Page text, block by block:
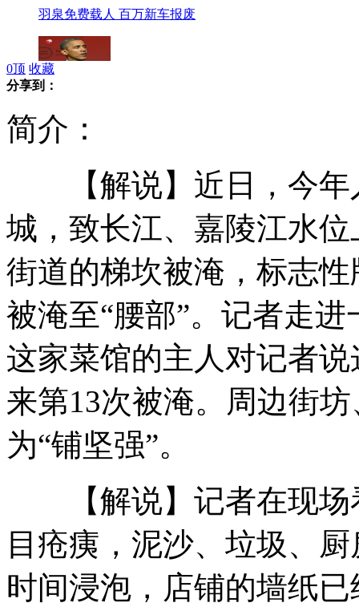
羽泉免费载人 百万新车报废
监拍集装箱侧翻 车主死里逃生
驯兽师被鲸鱼拽入水底视频曝光
赌博怕老婆 男子跳河众人救援
实拍:“俯卧撑”巴士街头"炫酷"
杭州：妻子因丈夫打鼾磨牙起诉离婚
山西运城恶犬咬伤多人 警民合力深夜将其击毙
0顶 收藏
分享到：
简介：
【解说】近日，今年
城，致长江、嘉陵江水
街道的梯坎被淹，标志
被淹至“腰部”。记者走
这家菜馆的主人对记者
来第13次被淹。周边街
为“铺坚强”。
【解说】记者在现场
目疮痍，泥沙、垃圾、
时间浸泡，店铺的墙纸